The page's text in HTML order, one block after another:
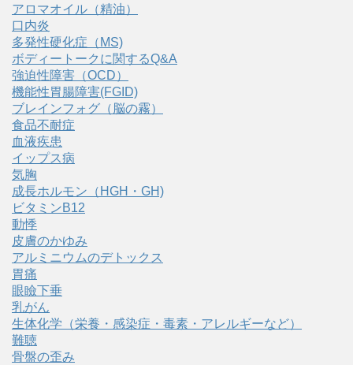
アロマオイル（精油）
口内炎
多発性硬化症（MS)
ボディートークに関するQ&A
強迫性障害（OCD）
機能性胃腸障害(FGID)
ブレインフォグ（脳の霧）
食品不耐症
血液疾患
イップス病
気胸
成長ホルモン（HGH・GH)
ビタミンB12
動悸
皮膚のかゆみ
アルミニウムのデトックス
胃痛
眼瞼下垂
乳がん
生体化学（栄養・感染症・毒素・アレルギーなど）
難聴
骨盤の歪み